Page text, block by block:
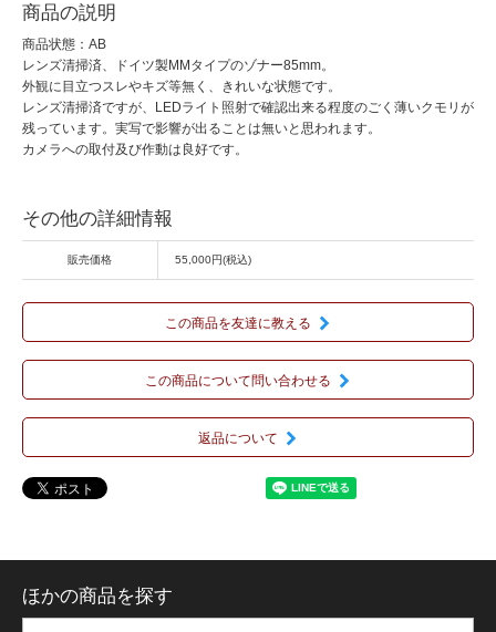
商品の説明
商品状態：AB
レンズ清掃済、ドイツ製MMタイプのゾナー85mm。
外観に目立つスレやキズ等無く、きれいな状態です。
レンズ清掃済ですが、LEDライト照射で確認出来る程度のごく薄いクモリが
残っています。実写で影響が出ることは無いと思われます。
カメラへの取付及び作動は良好です。
その他の詳細情報
販売価格 55,000円(税込)
この商品を友達に教える
この商品について問い合わせる
返品について
ほかの商品を探す